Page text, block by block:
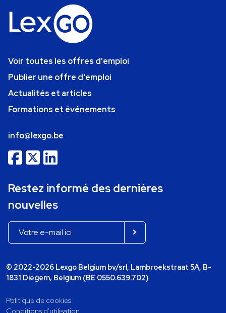
Voir toutes les offres d'emploi
Publier une offre d'emploi
Actualités et articles
Formations et événements
info@lexgo.be
Restez informé des dernières
nouvelles
© 2022-2026 Lexgo Belgium bv/srl, Lambroekstraat 5A, B-
1831 Diegem, Belgium (BE 0550.639.702)
Politique de cookies
Conditions d'utilisation